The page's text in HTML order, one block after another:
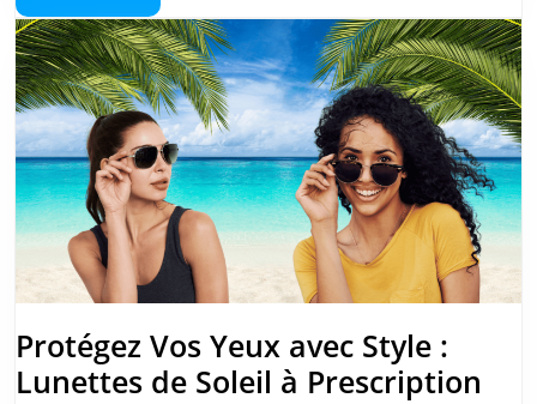
Belgique:
Ce
Qui
Est
en
Vogue
Cette
Saison
More
Protégez Vos Yeux avec Style :
Lunettes de Soleil à Prescription